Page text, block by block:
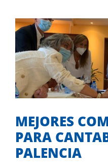
MEJORES
CANTABRIA,
Mis
MEJORES
PARA
PALENCIA